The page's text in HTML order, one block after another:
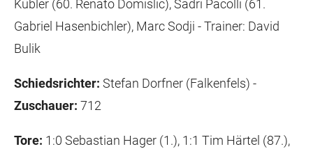
Kübler (60. Renato Domislic), Sadri Pacolli (61.
Gabriel Hasenbichler), Marc Sodji - Trainer: David
Bulik
Schiedsrichter: Stefan Dorfner (Falkenfels) -
Zuschauer: 712
Tore: 1:0 Sebastian Hager (1.), 1:1 Tim Härtel (87.),